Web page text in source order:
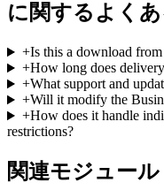
に関するよく
+Is this a download
+How long does
+What support and
+Will it modify the
+How does it handle
restrictions?
関連モジュール